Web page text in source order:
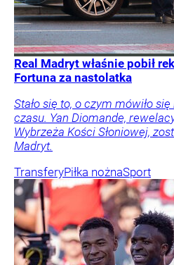
Real Madryt właśnie pobił
Fortuna za nastolatka
Stało się to, o czym mówiło się
czasu. Yan Diomande,
Wybrzeża Kości Słoniowej,
Madryt.
TransferyPiłka nożnaSport